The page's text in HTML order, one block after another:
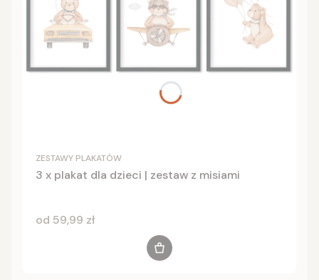
ZESTAWY PLAKATÓW
3 x plakat dla dzieci | zestaw z misiami
Cena
od 59,99 zł
Zobacz produkt